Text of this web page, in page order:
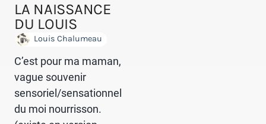
LA NAISSANCE
DU LOUIS
Louis Chalumeau
C’est pour ma maman,
vague souvenir
sensoriel/sensationnel
du moi nourrisson.